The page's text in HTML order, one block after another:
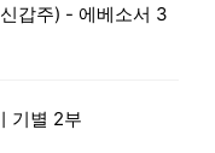
갑주) - 에베소서 3
기별 2부